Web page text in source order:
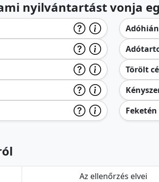
nyilvántartást vonja
Törölt
Az ellenőrzés elvei